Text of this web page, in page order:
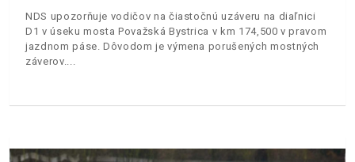
NDS upozorňuje vodičov na čiastočnú uzáveru na diaľnici
D1 v úseku mosta Považská Bystrica v km 174,500 v pravom
jazdnom páse. Dôvodom je výmena porušených mostných
záverov.